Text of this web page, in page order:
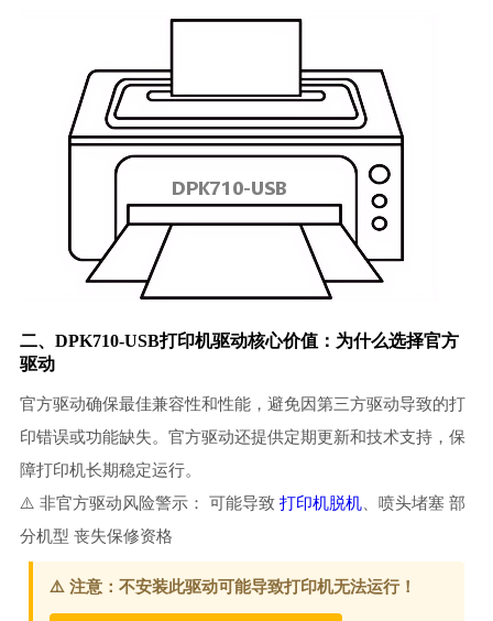
二、DPK710-USB打印机驱动核心价值：为什么选择官方
驱动
官方驱动确保最佳兼容性和性能，避免因第三方驱动导致的打
印错误或功能缺失。官方驱动还提供定期更新和技术支持，保
障打印机长期稳定运行。
⚠️ 非官方驱动风险警示： 可能导致 打印机脱机、喷头堵塞 部
分机型 丧失保修资格